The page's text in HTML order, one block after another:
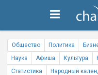
Общество Политика
Наука
Афиша Культура
Статистика
Народный